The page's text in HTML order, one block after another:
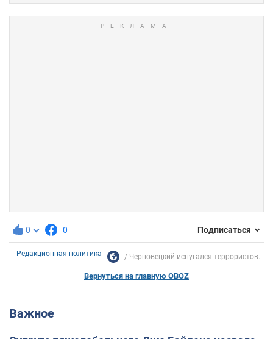
0 0 Подписаться
Редакционная политика Черновецкий испугался террористов...
Вернуться на главную OBOZ
Важное